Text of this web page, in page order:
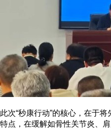
此次“秒康行动”的核心，在于
特点，在缓解如骨性关节炎、肩